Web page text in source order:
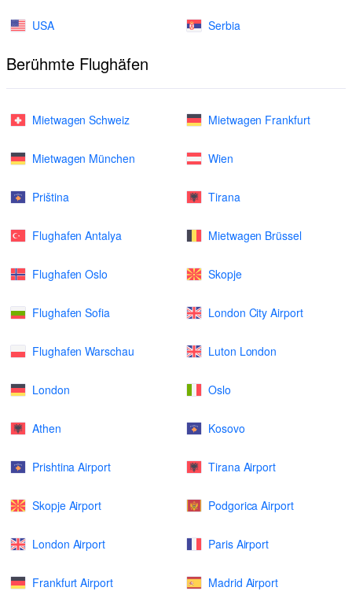
USA Serbia
Berühmte Flughäfen
Mietwagen Schweiz Mietwagen Frankfurt
Mietwagen München Wien
Priština Tirana
Flughafen Antalya Mietwagen Brüssel
Flughafen Oslo Skopje
Flughafen Sofia London City Airport
Flughafen Warschau Luton London
London Oslo
Athen Kosovo
Prishtina Airport Tirana Airport
Skopje Airport Podgorica Airport
London Airport Paris Airport
Frankfurt Airport Madrid Airport